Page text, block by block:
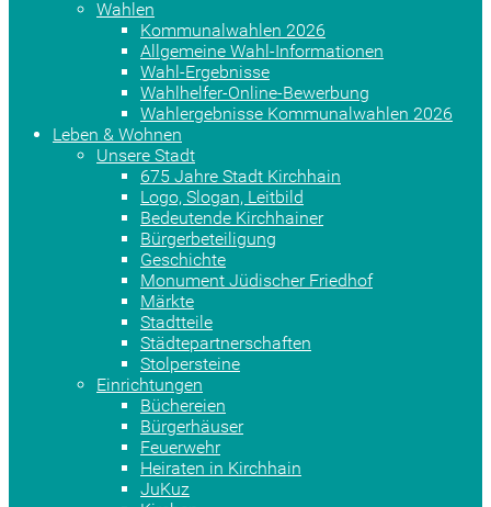
Wahlen
Kommunalwahlen 2026
Allgemeine Wahl-Informationen
Wahl-Ergebnisse
Wahlhelfer-Online-Bewerbung
Wahlergebnisse Kommunalwahlen 2026
Leben & Wohnen
Unsere Stadt
675 Jahre Stadt Kirchhain
Logo, Slogan, Leitbild
Bedeutende Kirchhainer
Bürgerbeteiligung
Geschichte
Monument Jüdischer Friedhof
Märkte
Stadtteile
Städtepartnerschaften
Stolpersteine
Einrichtungen
Büchereien
Bürgerhäuser
Feuerwehr
Heiraten in Kirchhain
JuKuz